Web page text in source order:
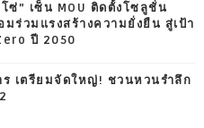
ซ่” เซ็น MOU ติดตั้งโซลูชั่น
ร่วมแรงสร้างความยั่งยืน สู่เป้า
ปี 2050
เตรียมจัดใหญ่! ชวนหวนรำลึก